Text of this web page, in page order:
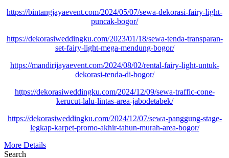
https://bintangjayaevent.com/2024/05/07/sewa-dekorasi-fairy-light-
puncak-bogor/
https://dekorasiweddingku.com/2023/01/18/sewa-tenda-transparan-
set-fairy-light-mega-mendung-bogor/
https://mandirijayaevent.com/2024/08/02/rental-fairy-light-untuk-
dekorasi-tenda-di-bogor/
https://dekorasiweddingku.com/2024/12/09/sewa-traffic-cone-
kerucut-lalu-lintas-area-jabodetabek/
https://dekorasiweddingku.com/2024/12/07/sewa-panggung-stage-
legkap-karpet-promo-akhir-tahun-murah-area-bogor/
More Details
Search